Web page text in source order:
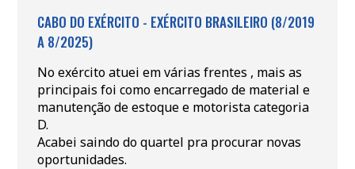
CABO DO EXÉRCITO - EXÉRCITO BRASILEIRO (8/2019
A 8/2025)
No exército atuei em várias frentes , mais as
principais foi como encarregado de material e
manutenção de estoque e motorista categoria
D.
Acabei saindo do quartel pra procurar novas
oportunidades.